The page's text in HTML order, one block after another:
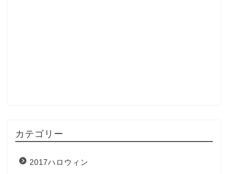
カテゴリー
2017ハロウィン